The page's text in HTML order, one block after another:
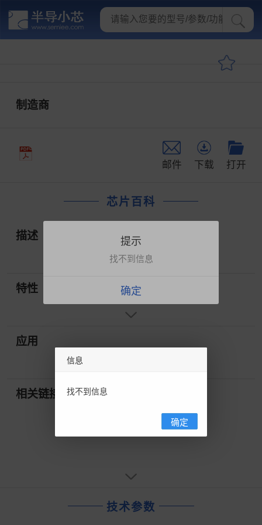
制造商
邮件 下载 打开
芯片百科
描述
特性
应用
相关链接
技术参数
提示
找不到信息
确定
信息
找不到信息
确定